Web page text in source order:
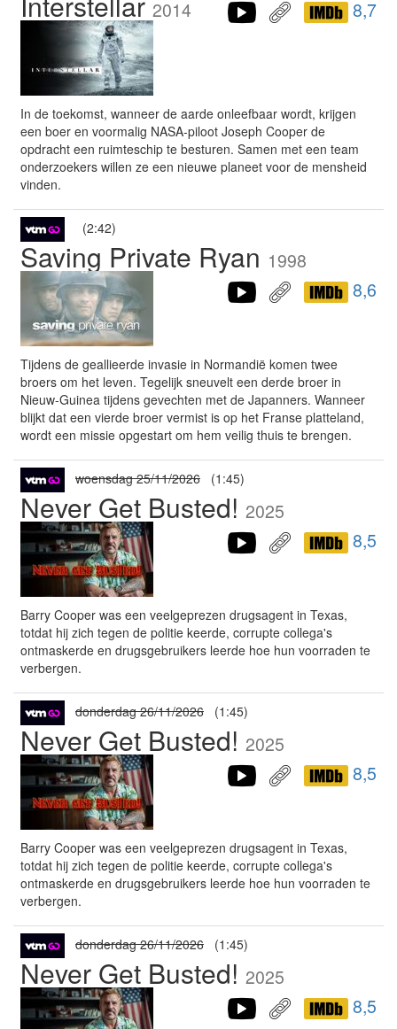
2014 8,7
In de toekomst, wanneer de aarde onleefbaar wordt, krijgen
een boer en voormalig NASA-piloot Joseph Cooper de
opdracht een ruimteschip te besturen. Samen met een team
onderzoekers willen ze een nieuwe planeet voor de mensheid
vinden.
(2:42)
Saving Private Ryan 1998
8,6
Tijdens de geallieerde invasie in Normandië komen twee
broers om het leven. Tegelijk sneuvelt een derde broer in
Nieuw-Guinea tijdens gevechten met de Japanners. Wanneer
blijkt dat een vierde broer vermist is op het Franse platteland,
wordt een missie opgestart om hem veilig thuis te brengen.
woensdag 25/11/2026 (1:45)
Never Get Busted! 2025
8,5
Barry Cooper was een veelgeprezen drugsagent in Texas,
totdat hij zich tegen de politie keerde, corrupte collega's
ontmaskerde en drugsgebruikers leerde hoe hun voorraden te
verbergen.
donderdag 26/11/2026 (1:45)
Never Get Busted! 2025
8,5
Barry Cooper was een veelgeprezen drugsagent in Texas,
totdat hij zich tegen de politie keerde, corrupte collega's
ontmaskerde en drugsgebruikers leerde hoe hun voorraden te
verbergen.
donderdag 26/11/2026 (1:45)
Never Get Busted! 2025
8,5